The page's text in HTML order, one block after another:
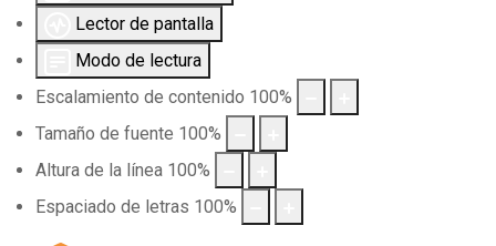
Lector de pantalla
Modo de lectura
Escalamiento de contenido 100%
Tamaño de fuente 100%
Altura de la línea 100%
Espaciado de letras 100%